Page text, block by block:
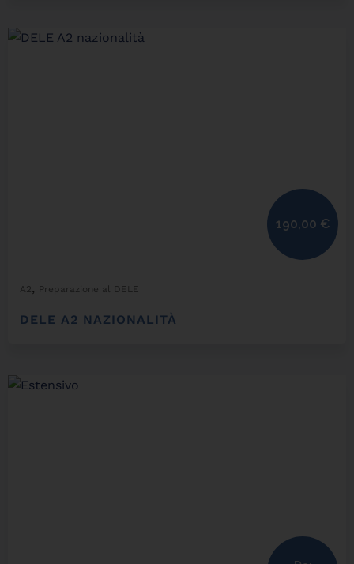
A2 , Preparazione al DELE
DELE A2 NAZIONALITÀ
190,00 €